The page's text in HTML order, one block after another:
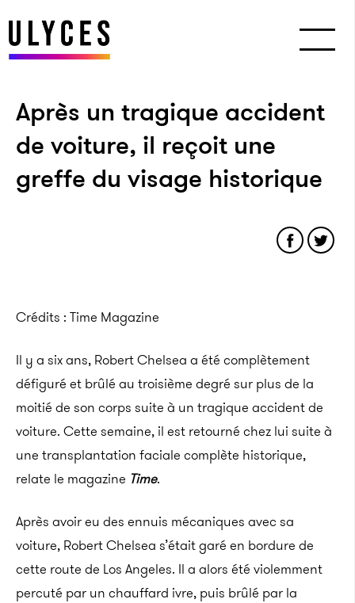
Après un tragique accident
de voiture, il reçoit une
greffe du visage historique
Crédits : Time Magazine
Il y a six ans, Robert Chelsea a été complètement
défiguré et brûlé au troisième degré sur plus de la
moitié de son corps suite à un tragique accident de
voiture. Cette semaine, il est retourné chez lui suite à
une transplantation faciale complète historique,
relate le magazine Time.
Après avoir eu des ennuis mécaniques avec sa
voiture, Robert Chelsea s’était garé en bordure de
cette route de Los Angeles. Il a alors été violemment
percuté par un chauffard ivre, puis brûlé par la